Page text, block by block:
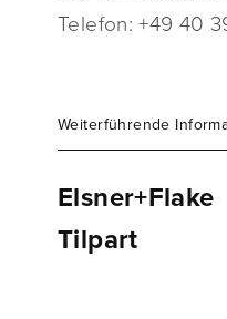
Telefon: +49 40
Weiterführende
Elsner+Flake
Tilpart